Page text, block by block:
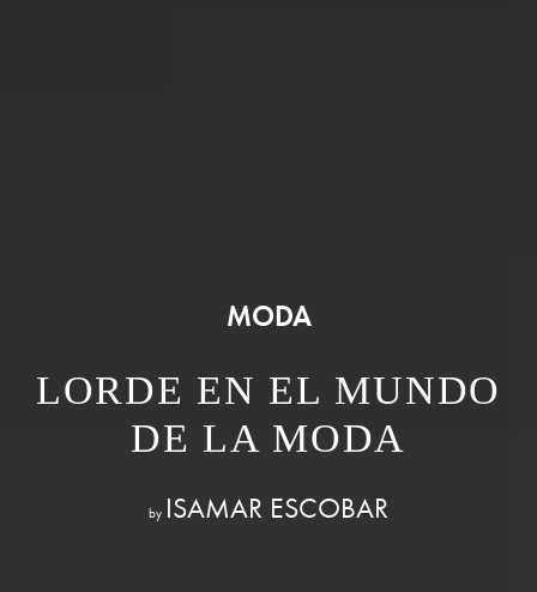
MODA
LORDE EN EL MUNDO
DE LA MODA
by ISAMAR ESCOBAR